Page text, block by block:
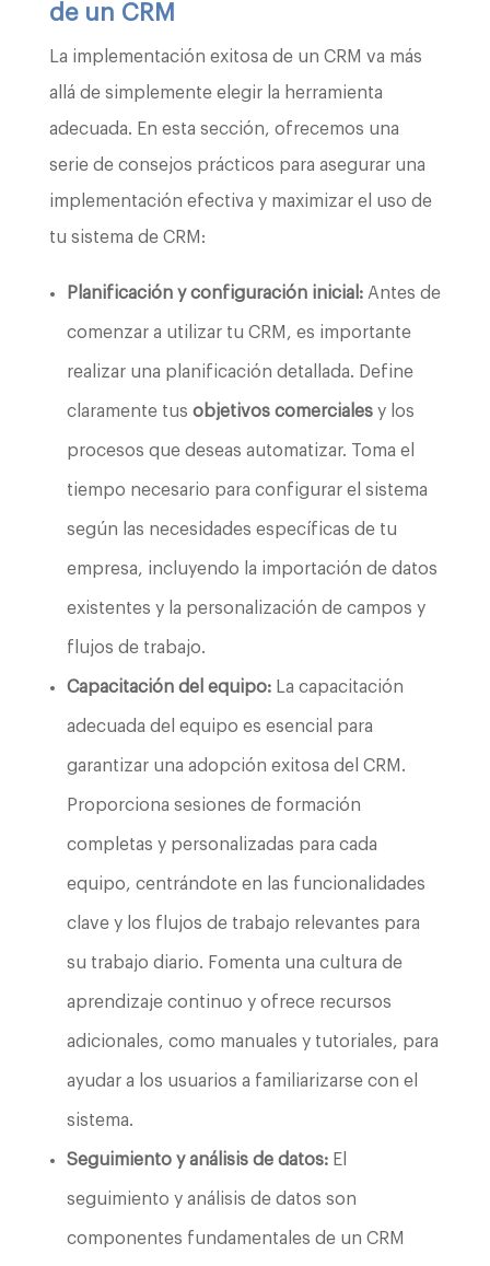
de un CRM
La implementación exitosa de un CRM va más
allá de simplemente elegir la herramienta
adecuada. En esta sección, ofrecemos una
serie de consejos prácticos para asegurar una
implementación efectiva y maximizar el uso de
tu sistema de CRM:
Planificación y configuración inicial: Antes de
comenzar a utilizar tu CRM, es importante
realizar una planificación detallada. Define
claramente tus objetivos comercialesy los
procesos que deseas automatizar. Toma el
tiempo necesario para configurar el sistema
según las necesidades específicas de tu
empresa, incluyendo la importación de datos
existentes y la personalización de campos y
flujos de trabajo.
Capacitación del equipo: La capacitación
adecuada del equipo es esencial para
garantizar una adopción exitosa del CRM.
Proporciona sesiones de formación
completas y personalizadas para cada
equipo, centrándote en las funcionalidades
clave y los flujos de trabajo relevantes para
su trabajo diario. Fomenta una cultura de
aprendizaje continuo y ofrece recursos
adicionales, como manuales y tutoriales, para
ayudar a los usuarios a familiarizarse con el
sistema.
Seguimiento y análisis de datos: El
seguimiento y análisis de datos son
componentes fundamentales de un CRM